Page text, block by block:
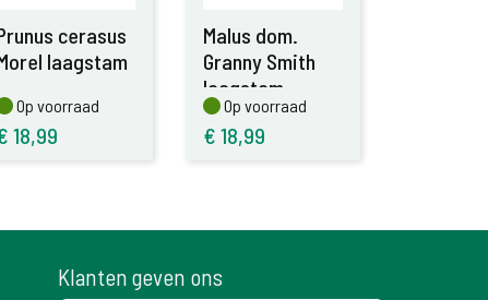
cerasus
laagstam
Op voorraad
Op voorraad
18,99
Malus dom.
Granny Smith
laagstam
Op voorraad
Op voorraad
€ 18,99
Klanten geven ons